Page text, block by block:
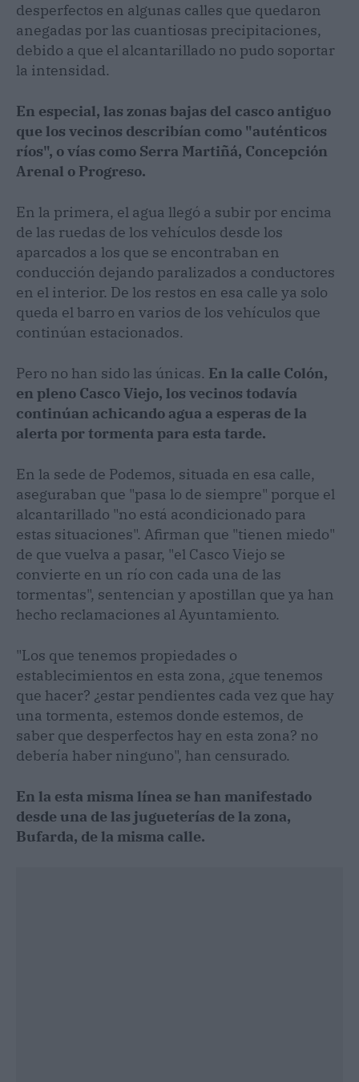
desperfectos en algunas calles que quedaron
anegadas por las cuantiosas precipitaciones,
debido a que el alcantarillado no pudo soportar
la intensidad.
En especial, las zonas bajas del casco antiguo
que los vecinos describían como "auténticos
ríos", o vías como Serra Martiñá, Concepción
Arenal o Progreso.
En la primera, el agua llegó a subir por encima
de las ruedas de los vehículos desde los
aparcados a los que se encontraban en
conducción dejando paralizados a conductores
en el interior. De los restos en esa calle ya solo
queda el barro en varios de los vehículos que
continúan estacionados.
Pero no han sido las únicas. En la calle Colón,
en pleno Casco Viejo, los vecinos todavía
continúan achicando agua a esperas de la
alerta por tormenta para esta tarde.
En la sede de Podemos, situada en esa calle,
aseguraban que "pasa lo de siempre" porque el
alcantarillado "no está acondicionado para
estas situaciones". Afirman que "tienen miedo"
de que vuelva a pasar, "el Casco Viejo se
convierte en un río con cada una de las
tormentas", sentencian y apostillan que ya han
hecho reclamaciones al Ayuntamiento.
"Los que tenemos propiedades o
establecimientos en esta zona, ¿que tenemos
que hacer? ¿estar pendientes cada vez que hay
una tormenta, estemos donde estemos, de
saber que desperfectos hay en esta zona? no
debería haber ninguno", han censurado.
En la esta misma línea se han manifestado
desde una de las jugueterías de la zona,
Bufarda, de la misma calle.